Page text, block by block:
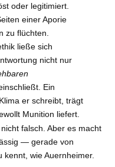
oder legitimiert.
einer Aporie
zu flüchten.
ließe sich
nicht nur
Ein
er schreibt, trägt
Munition liefert.
falsch. Aber es macht
— gerade von
wie Auernheimer.